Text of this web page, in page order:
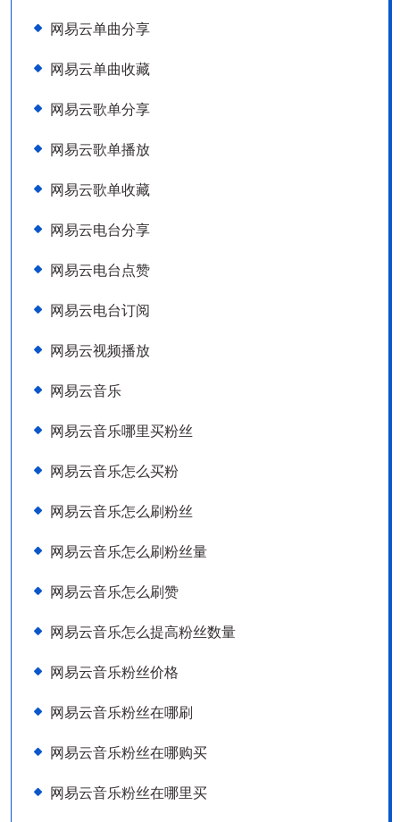
网易云单曲分享
网易云单曲收藏
网易云歌单分享
网易云歌单播放
网易云歌单收藏
网易云电台分享
网易云电台点赞
网易云电台订阅
网易云视频播放
网易云音乐
网易云音乐哪里买粉丝
网易云音乐怎么买粉
网易云音乐怎么刷粉丝
网易云音乐怎么刷粉丝量
网易云音乐怎么刷赞
网易云音乐怎么提高粉丝数量
网易云音乐粉丝价格
网易云音乐粉丝在哪刷
网易云音乐粉丝在哪购买
网易云音乐粉丝在哪里买